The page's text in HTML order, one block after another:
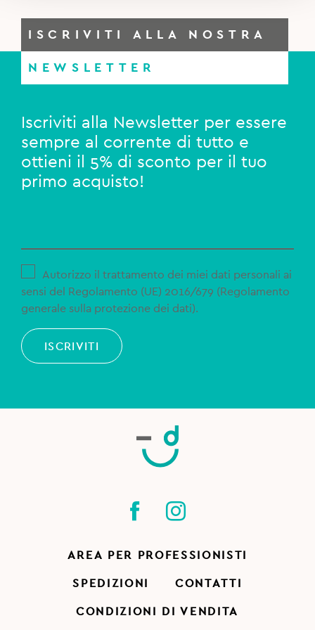
ISCRIVITI ALLA NOSTRA
NEWSLETTER
Iscriviti alla Newsletter per essere
sempre al corrente di tutto e
ottieni il 5% di sconto per il tuo
primo acquisto!
Autorizzo il trattamento dei miei dati personali ai
sensi del Regolamento (UE) 2016/679 (Regolamento
generale sulla protezione dei dati).
ISCRIVITI
AREA PER PROFESSIONISTI
SPEDIZIONI CONTATTI
CONDIZIONI DI VENDITA